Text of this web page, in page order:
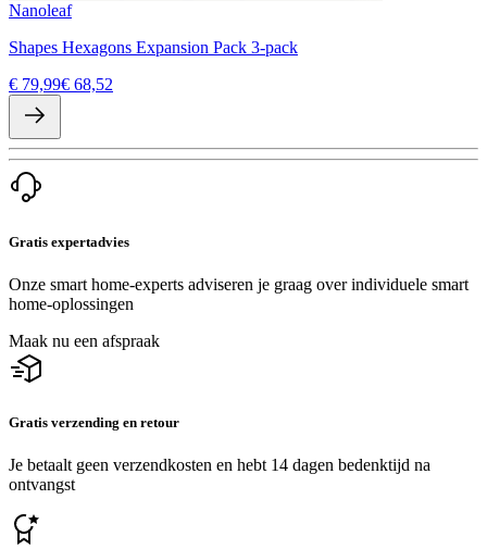
Nanoleaf
Shapes Hexagons Expansion Pack 3-pack
€ 79,99€ 68,52
Gratis expertadvies
Onze smart home-experts adviseren je graag over individuele smart
home-oplossingen
Maak nu een afspraak
Gratis verzending en retour
Je betaalt geen verzendkosten en hebt 14 dagen bedenktijd na
ontvangst